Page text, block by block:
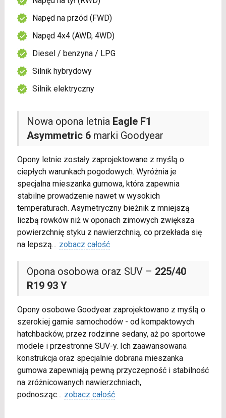
Nowa opona letnia Eagle F1
Asymmetric 6marki Goodyear
Opony letnie zostały zaprojektowane z myślą o
ciepłych warunkach pogodowych. Wyróżnia je
specjalna mieszanka gumowa, która zapewnia
stabilne prowadzenie nawet w wysokich
temperaturach. Asymetryczny bieżnik z mniejszą
liczbą rowków niż w oponach zimowych zwiększa
powierzchnię styku z nawierzchnią, co przekłada się
na lepszą... zobacz całość
Opona osobowa oraz SUV – 225/40
R19 93 Y
Opony osobowe Goodyear zaprojektowano z myślą o
szerokiej gamie samochodów - od kompaktowych
hatchbacków, przez rodzinne sedany, aż po sportowe
modele i przestronne SUV-y. Ich zaawansowana
konstrukcja oraz specjalnie dobrana mieszanka
gumowa zapewniają pewną przyczepność i stabilność
na zróżnicowanych nawierzchniach,
podnosząc... zobacz całość
Napęd na przód (FWD)
Napęd 4x4 (AWD, 4WD)
Diesel / benzyna / LPG
Silnik hybrydowy
Silnik elektryczny